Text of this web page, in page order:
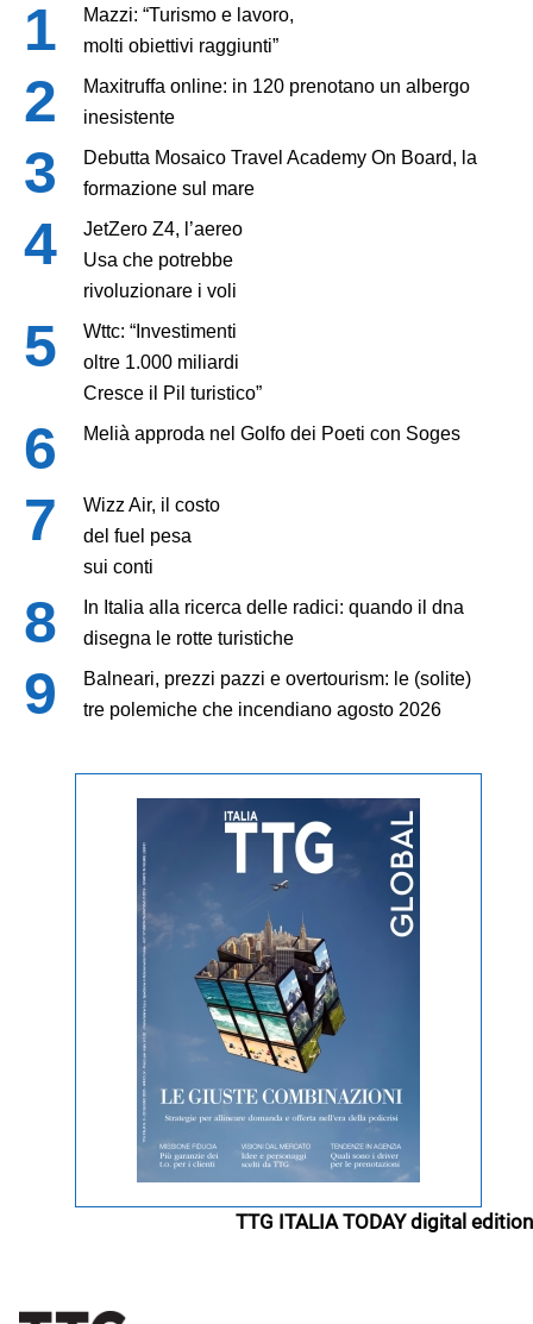
Mazzi: “Turismo e lavoro,
molti obiettivi raggiunti”
Maxitruffa online: in 120 prenotano un albergo
inesistente
Debutta Mosaico Travel Academy On Board, la
formazione sul mare
JetZero Z4, l’aereo
Usa che potrebbe
rivoluzionare i voli
Wttc: “Investimenti
oltre 1.000 miliardi
Cresce il Pil turistico”
Melià approda nel Golfo dei Poeti con Soges
Wizz Air, il costo
del fuel pesa
sui conti
In Italia alla ricerca delle radici: quando il dna
disegna le rotte turistiche
Balneari, prezzi pazzi e overtourism: le (solite)
tre polemiche che incendiano agosto 2026
TTG ITALIA TODAY digital edition